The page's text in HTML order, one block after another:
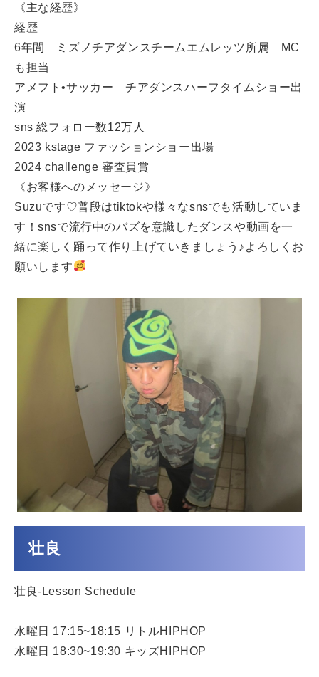
《主な経歴》
経歴
6年間 ミズノチアダンスチームエムレッツ所属 MC
も担当
アメフト•サッカー チアダンスハーフタイムショー出
演
sns 総フォロー数12万人
2023 kstage ファッションショー出場
2024 challenge 審査員賞
《お客様へのメッセージ》
Suzuです♡普段はtiktokや様々なsnsでも活動していま
す！snsで流行中のバズを意識したダンスや動画を一
緒に楽しく踊って作り上げていきましょう♪よろしくお
願いします
壮良
壮良-Lesson Schedule
水曜日 17:15~18:15 リトルHIPHOP
水曜日 18:30~19:30 キッズHIPHOP